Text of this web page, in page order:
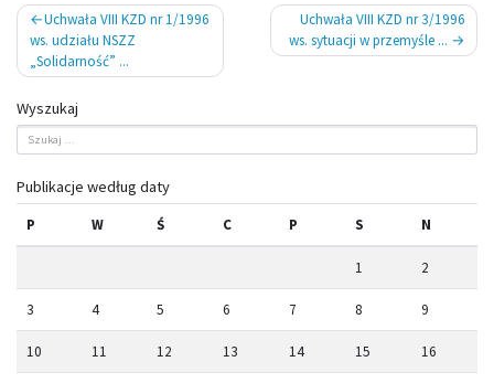
Nawigacja
wpisu
Uchwała VIII KZD nr 1/1996
ws. udziału NSZZ
„Solidarność” ...
Uchwała VIII KZD nr 3/1996
ws. sytuacji w przemyśle ...
Wyszukaj
Publikacje według daty
P W Ś C P S N
1 2
3 4 5 6 7 8 9
10 11 12 13 14 15 16